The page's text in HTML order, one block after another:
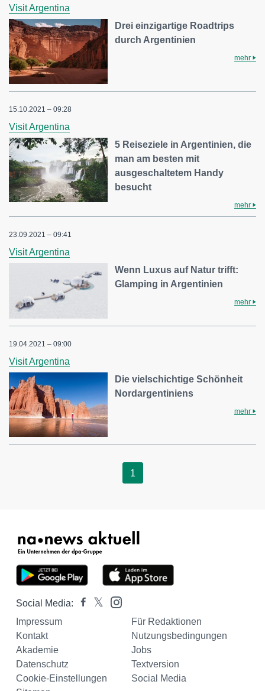
Visit Argentina
Drei einzigartige Roadtrips
durch Argentinien
mehr
15.10.2021 – 09:28
Visit Argentina
5 Reiseziele in Argentinien, die
man am besten mit
ausgeschaltetem Handy
besucht
mehr
23.09.2021 – 09:41
Visit Argentina
Wenn Luxus auf Natur trifft:
Glamping in Argentinien
mehr
19.04.2021 – 09:00
Visit Argentina
Die vielschichtige Schönheit
Nordargentiniens
mehr
1
Social Media:
Impressum
Für Redaktionen
Kontakt
Nutzungsbedingungen
Akademie
Jobs
Datenschutz
Textversion
Cookie-Einstellungen
Social Media